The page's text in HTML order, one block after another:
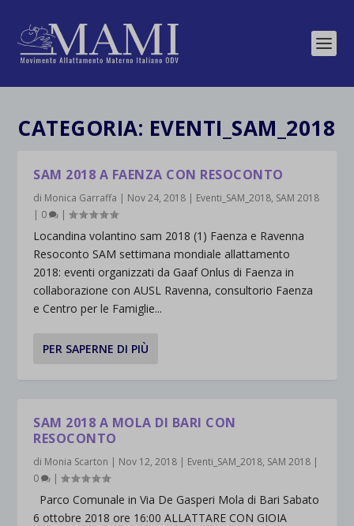
CATEGORIA: EVENTI_SAM_2018
SAM 2018 A FAENZA CON RESOCONTO
di Monica Garraffa | Nov 24, 2018 | Eventi_SAM_2018, SAM 2018
| 0 |
Locandina volantino sam 2018 (1) Faenza e Ravenna
Resoconto SAM settimana mondiale allattamento
2018: eventi organizzati da Gaaf Onlus di Faenza in
collaborazione con AUSL Ravenna, consultorio Faenza
e Centro per le Famiglie...
PER SAPERNE DI PIÙ
SAM 2018 A MOLA DI BARI CON
RESOCONTO
di Monia Scarton | Nov 12, 2018 | Eventi_SAM_2018, SAM 2018 |
0
|
Parco Comunale in Via De Gasperi Mola di Bari Sabato
6 ottobre 2018 ore 16:00 ALLATTARE CON GIOIA